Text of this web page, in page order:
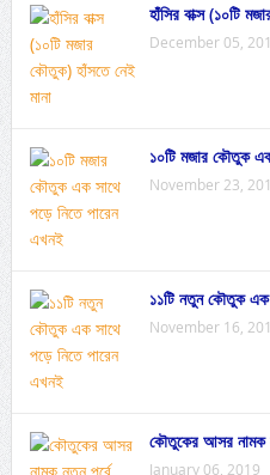
হাঁসির বাক্স (১০টি
December 05,
১০টি মজার কৌতুক
November 23,
১১টি নতুন কৌতুক এক
November 16,
কৌতুকের আসর নামক
January 06, 2019